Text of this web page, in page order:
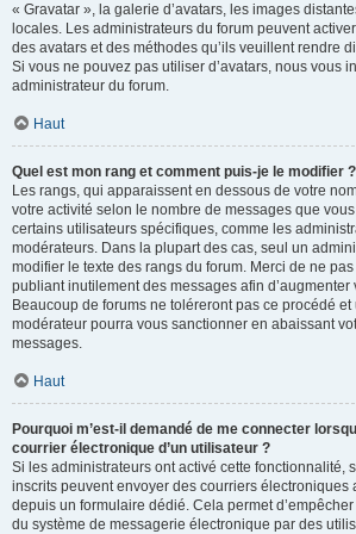
« Gravatar », la galerie d’avatars, les images
locales. Les administrateurs du forum peuvent
des avatars et des méthodes qu’ils veuillent rendre
Si vous ne pouvez pas utiliser d’avatars, nous vous
administrateur du forum.
Haut
Quel est mon rang et comment puis-je le modifier ?
Les rangs, qui apparaissent en dessous de votre
votre activité selon le nombre de messages que
certains utilisateurs spécifiques, comme les
modérateurs. Dans la plupart des cas, seul un
modifier le texte des rangs du forum. Merci de ne
publiant inutilement des messages afin d’augmenter
Beaucoup de forums ne toléreront pas ce procédé
modérateur pourra vous sanctionner en abaissant
messages.
Haut
Pourquoi m’est-il demandé de me connecter
courrier électronique d’un utilisateur ?
Si les administrateurs ont activé cette fonctionnalité,
inscrits peuvent envoyer des courriers électroniques
depuis un formulaire dédié. Cela permet
du système de messagerie électronique par des